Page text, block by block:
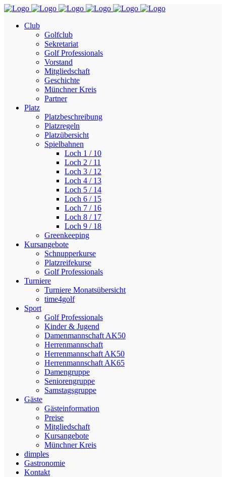
Club
Golfclub
Sekretariat
Golf Professionals
Vorstand
Mitgliedschaft
Geschichte
Münchner Kreis
Partner
Platz
Platzbeschreibung
Platzregeln
Platzübersicht
Spielbahnen
Loch 1 / 10
Loch 2 / 11
Loch 3 / 12
Loch 4 / 13
Loch 5 / 14
Loch 6 / 15
Loch 7 / 16
Loch 8 / 17
Loch 9 / 18
Greenkeeping
Kursangebote
Schnupperkurse
Platzreifekurse
Golf Professionals
Turniere
Turniere Monatsübersicht
time4golf
Sport
Golf Professionals
Kinder & Jugend
Damenmannschaft AK50
Herrenmannschaft
Herrenmannschaft AK50
Herrenmannschaft AK65
Damengruppe
Seniorengruppe
Samstagsgruppe
Gäste
Gästeinformation
Preise
Mitgliedschaft
Kursangebote
Münchner Kreis
dimples
Gastronomie
Kontakt